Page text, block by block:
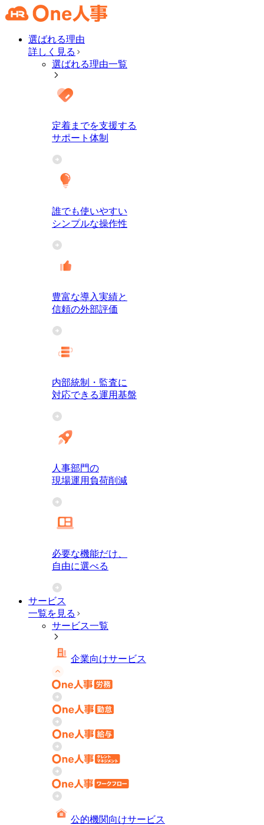
選ばれる理由
詳しく見る
選ばれる理由一覧
定着までを支援する
サポート体制
誰でも使いやすい
シンプルな操作性
豊富な導入実績と
信頼の外部評価
内部統制・監査に
対応できる運用基盤
人事部門の
現場運用負荷削減
必要な機能だけ、
自由に選べる
サービス
一覧を見る
サービス一覧
企業向けサービス
公的機関向けサービス